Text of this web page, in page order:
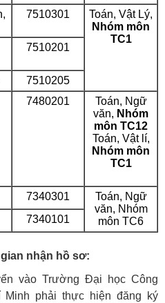
7510301
Toán, Vật Lý,
Nhóm môn
TC1
7510201
7510205
7480201
Toán, Ngữ
văn, Nhóm
môn TC12
Toán, Vật lí,
Nhóm môn
TC1
7340301
Toán, Ngữ
văn, Nhóm
môn TC6
7340101
nhận hồ sơ:
vào Trường Đại học Công
Minh phải thực hiện đăng ký